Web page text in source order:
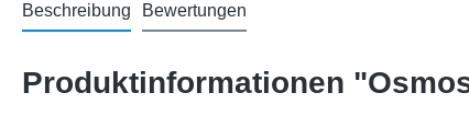
Beschreibung Bewertungen
Produktinformationen